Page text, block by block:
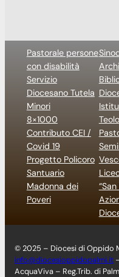
Pastorale persone
con disabilità
Servizio
Diocesano Tutela
Minori
8×1000
Contributo CEI /
Covid 19
Progetto Policoro
Santuario
Madonna dei
Poveri
© 2025 – Diocesi di Oppido
info@diocesioppidopalmi.it
AcquaViva – Reg.Trib. di